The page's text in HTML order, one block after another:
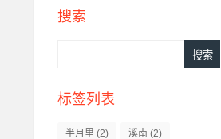
搜索
标签列表
半月里 (2) 溪南 (2)